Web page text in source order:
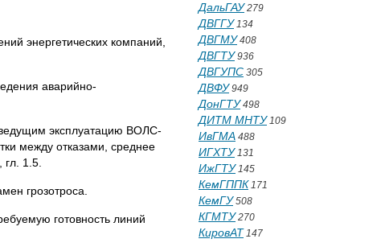
энергетических компаний,
аварийно-
эксплуатацию ВОЛС-
между отказами, среднее
1.5.
грозотроса.
готовность линий
ДальГАУ279
ДВГГУ134
ДВГМУ408
ДВГТУ936
ДВГУПС 305
ДВФУ949
ДонГТУ498
ДИТМ МНТУ109
ИвГМА 488
ИГХТУ131
ИжГТУ145
КемГППК 171
КемГУ508
КГМТУ270
КировАТ 147